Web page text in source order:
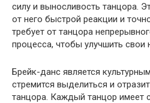
силу и выносливость танцора.
от него быстрой реакции и
требует от танцора
процесса, чтобы улучшить свои
Брейк-данс является
стремится выделиться и
танцора. Каждый танцор имеет